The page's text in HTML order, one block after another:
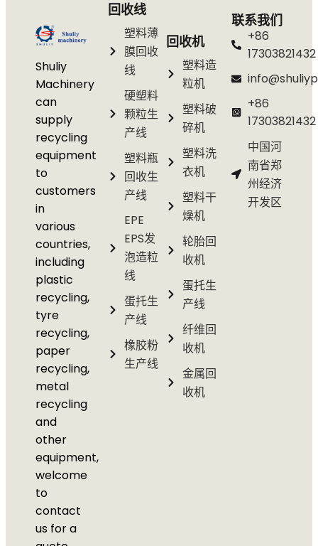
Shuliy
Machinery
can
supply
recycling
equipment
to
customers
in
various
countries,
including
plastic
recycling,
tyre
recycling,
paper
recycling,
metal
recycling
and
other
equipment,
welcome
to
contact
us for a
回收线
塑料薄
膜回收
线
硬塑料
颗粒生
产线
塑料瓶
回收生
产线
EPE
EPS发
泡造粒
线
蛋托生
产线
橡胶粉
生产线
回收机
塑料造
粒机
塑料破
碎机
塑料洗
衣机
塑料干
燥机
轮胎回
收机
蛋托生
产线
纤维回
收机
金属回
收机
联系我们
+86
17303821432
+86
17303821432
中国河
南省郑
州经济
开发区